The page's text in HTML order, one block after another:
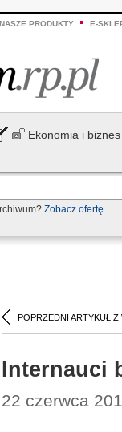
PRODUKTY E-
Ekonomia i biznes
Zobacz ofertę
POPRZEDNI ARTYKUŁ Z
Internauci
22 czerwca